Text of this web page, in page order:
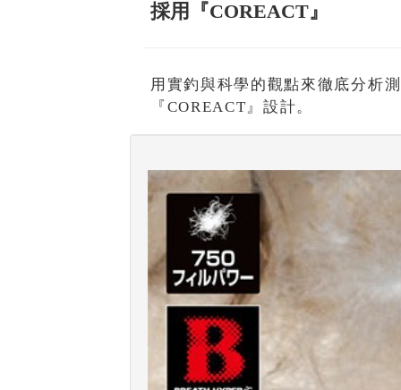
採用『COREACT』
用實釣與科學的觀點來徹底分析
『COREACT』設計。